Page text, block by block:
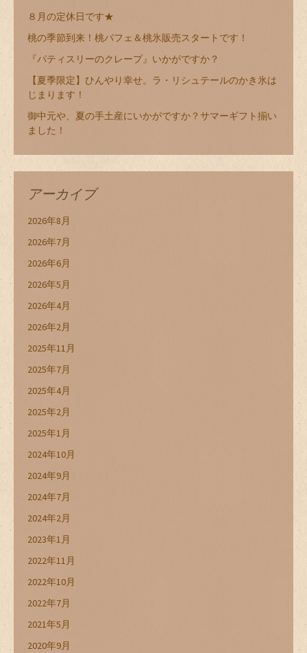
８月の定休日です★
桃の季節到来！桃パフェ＆桃氷販売スタートです！
『パティスリーのクレープ』いかがですか？
【夏季限定】ひんやり幸せ。ラ・リシュテールのかき氷は
じまります！
御中元や、夏の手土産にいかがですか？サマーギフト揃い
ました！
アーカイブ
2026年8月
2026年7月
2026年6月
2026年5月
2026年4月
2026年2月
2025年11月
2025年7月
2025年4月
2025年2月
2025年1月
2024年10月
2024年9月
2024年7月
2024年2月
2023年1月
2022年11月
2022年10月
2022年7月
2021年5月
2020年9月